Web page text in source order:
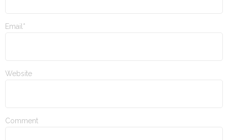
Email*
Website
Comment